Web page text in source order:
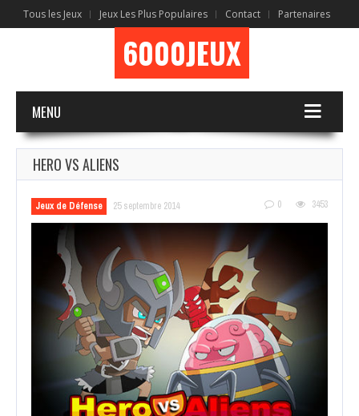
Tous les Jeux Jeux Les Plus Populaires Contact Partenaires
6000JEUX
MENU
HERO VS ALIENS
Jeux de Défense 25 septembre 2014 0 3453